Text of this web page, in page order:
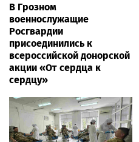
В Грозном
военнослужащие
Росгвардии
присоединились к
всероссийской донорской
акции «От сердца к
сердцу»